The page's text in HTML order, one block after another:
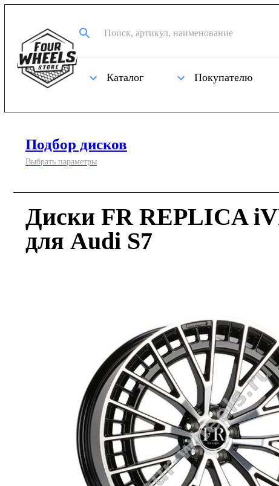
Каталог Покупателю
Подбор дисков
Выбрать параметры
Диски FR REPLICA
для Audi S7